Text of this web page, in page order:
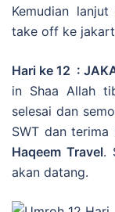
Kemudian
take off ke
Hari ke 12 :
in Shaa Allah
selesai dan
SWT dan terima
Haqeem Travel.
akan datang.